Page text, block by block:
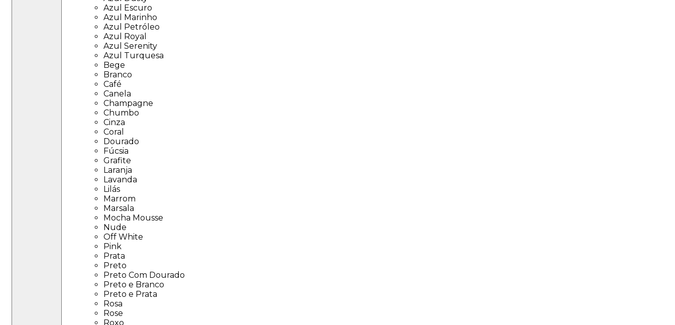
Azul Escuro
Azul Marinho
Azul Petróleo
Azul Royal
Azul Serenity
Azul Turquesa
Bege
Branco
Café
Canela
Champagne
Chumbo
Cinza
Coral
Dourado
Fúcsia
Grafite
Laranja
Lavanda
Lilás
Marrom
Marsala
Mocha Mousse
Nude
Off White
Pink
Prata
Preto
Preto Com Dourado
Preto e Branco
Preto e Prata
Rosa
Rose
Roxo